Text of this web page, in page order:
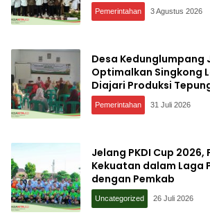
Pemerintahan 3 Agustus 2026
Desa Kedunglumpang
Optimalkan Singkong
Diajari Produksi
Pemerintahan 31 Juli 2026
Jelang PKDI Cup 2026,
Kekuatan dalam Laga
dengan Pemkab
Uncategorized 26 Juli 2026